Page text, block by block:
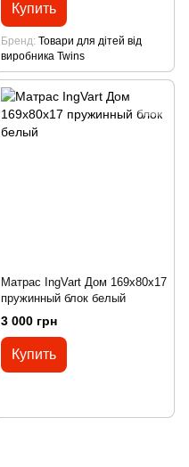
Купить
Бренд Товари для дітей від
виробника Twins
Матрас IngVart Дом 169х80х17
пружинный блок белый
3 000 грн
Купить